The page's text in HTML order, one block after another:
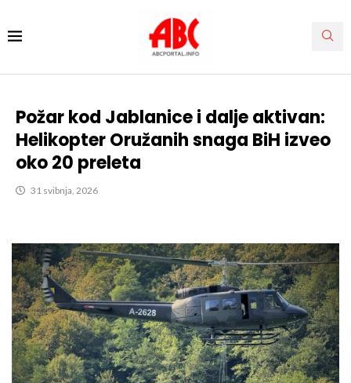
Požar kod Jablanice i dalje aktivan:
Helikopter Oružanih snaga BiH izveo
oko 20 preleta
31 svibnja, 2026